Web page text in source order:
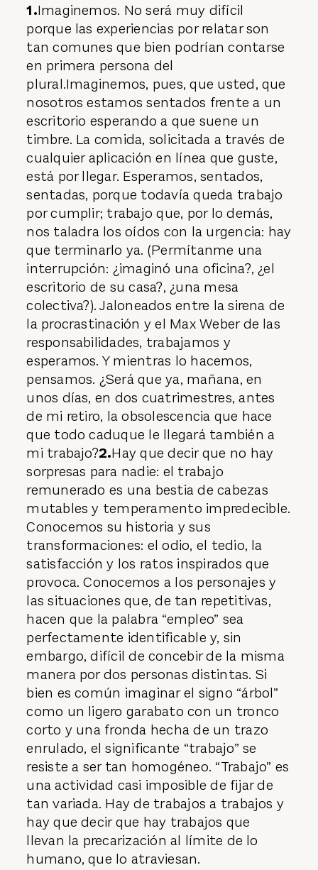
1.Imaginemos. No será muy difícil
porque las experiencias por relatar son
tan comunes que bien podrían contarse
en primera persona del
plural.Imaginemos, pues, que usted, que
nosotros estamos sentados frente a un
escritorio esperando a que suene un
timbre. La comida, solicitada a través de
cualquier aplicación en línea que guste,
está por llegar. Esperamos, sentados,
sentadas, porque todavía queda trabajo
por cumplir; trabajo que, por lo demás,
nos taladra los oídos con la urgencia: hay
que terminarlo ya. (Permítanme una
interrupción: ¿imaginó una oficina?, ¿el
escritorio de su casa?, ¿una mesa
colectiva?). Jaloneados entre la sirena de
la procrastinación y el Max Weber de las
responsabilidades, trabajamos y
esperamos. Y mientras lo hacemos,
pensamos. ¿Será que ya, mañana, en
unos días, en dos cuatrimestres, antes
de mi retiro, la obsolescencia que hace
que todo caduque le llegará también a
mi trabajo?2.Hay que decir que no hay
sorpresas para nadie: el trabajo
remunerado es una bestia de cabezas
mutables y temperamento impredecible.
Conocemos su historia y sus
transformaciones: el odio, el tedio, la
satisfacción y los ratos inspirados que
provoca. Conocemos a los personajes y
las situaciones que, de tan repetitivas,
hacen que la palabra “empleo” sea
perfectamente identificable y, sin
embargo, difícil de concebir de la misma
manera por dos personas distintas. Si
bien es común imaginar el signo “árbol”
como un ligero garabato con un tronco
corto y una fronda hecha de un trazo
enrulado, el significante “trabajo” se
resiste a ser tan homogéneo. “Trabajo” es
una actividad casi imposible de fijar de
tan variada. Hay de trabajos a trabajos y
hay que decir que hay trabajos que
llevan la precarización al límite de lo
humano, que lo atraviesan.